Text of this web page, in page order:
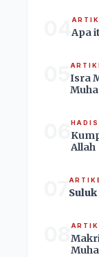
Apa
Isra
HADIS
Allah